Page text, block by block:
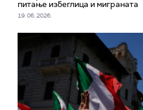
питање избеглица и миграната
19. 06. 2026.